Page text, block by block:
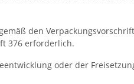
den
376 erforderlich.
oder der